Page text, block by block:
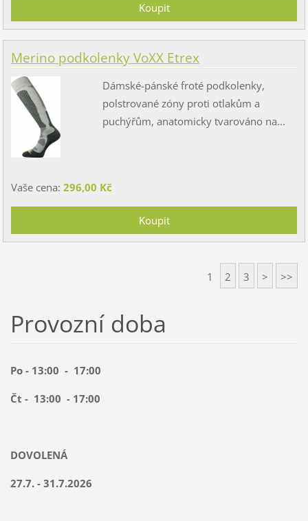
Merino podkolenky VoXX Etrex
Dámské-pánské froté podkolenky,
polstrované zóny proti otlakům a
puchýřům, anatomicky tvarováno na...
Vaše cena: 296,00 Kč
1 2 3 > >>
Provozní doba
Po - 13:00 - 17:00
Čt - 13:00 - 17:00
DOVOLENÁ
27.7. - 31.7.2026